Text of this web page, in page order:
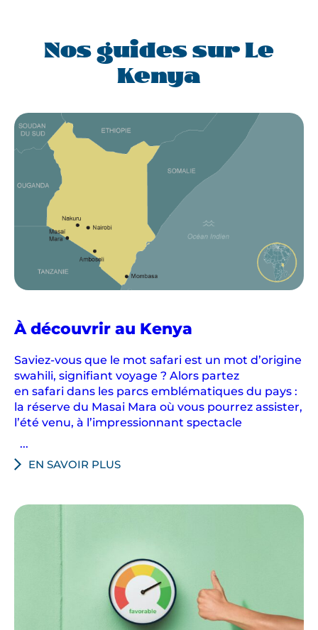
Nos guides sur Le
Kenya
À découvrir au Kenya
Saviez-vous que le mot safari est un mot d’origine
swahili, signifiant voyage ? Alors partez
en safari dans les parcs emblématiques du pays :
la réserve du Masai Mara où vous pourrez assister,
l’été venu, à l’impressionnant spectacle
...
EN SAVOIR PLUS